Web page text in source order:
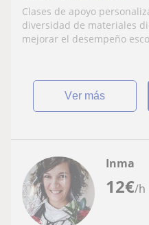
Clases de apoyo
diversidad de materiales
mejorar el desempeño
ver más
12€/h
Inma